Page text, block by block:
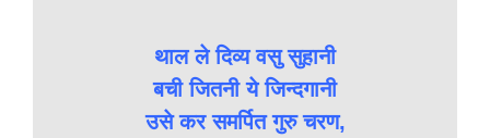
थाल ले दिव्य वसु सुहानी
बची जितनी ये जिन्दगानी
उसे कर समर्पित गुरु चरण,